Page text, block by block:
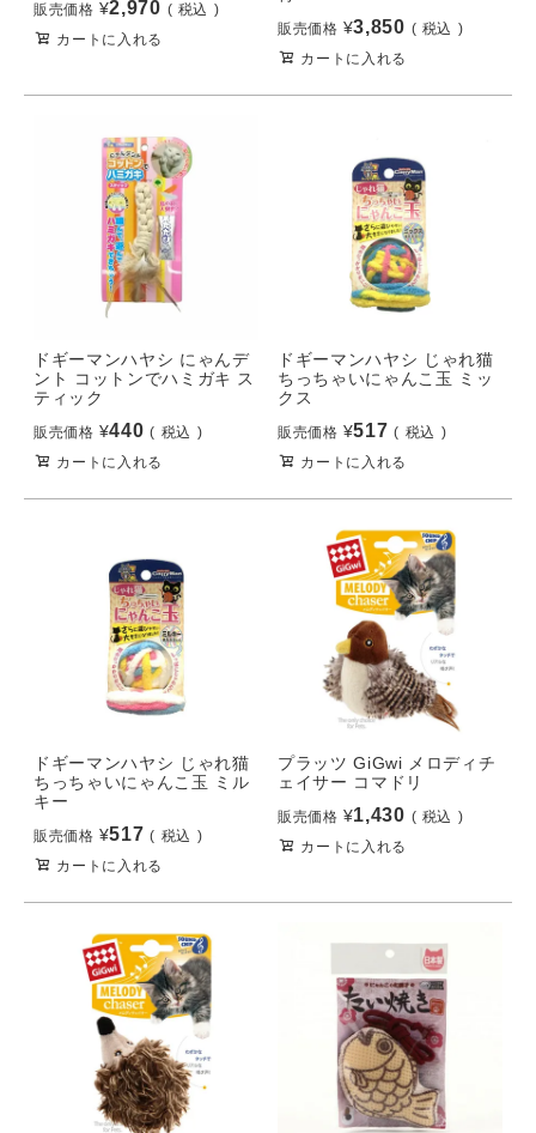
販売価格 ¥2,970
税込
カートに入れる
販売価格 ¥3,850
税込
カートに入れる
ドギーマンハヤシ にゃんデ
ント コットンでハミガキ ス
ティック
販売価格 ¥440
税込
カートに入れる
ドギーマンハヤシ じゃれ猫
ちっちゃいにゃんこ玉 ミッ
クス
販売価格 ¥517
税込
カートに入れる
ドギーマンハヤシ じゃれ猫
ちっちゃいにゃんこ玉 ミル
キー
販売価格 ¥517
税込
カートに入れる
プラッツ GiGwi メロディチ
ェイサー コマドリ
販売価格 ¥1,430
税込
カートに入れる